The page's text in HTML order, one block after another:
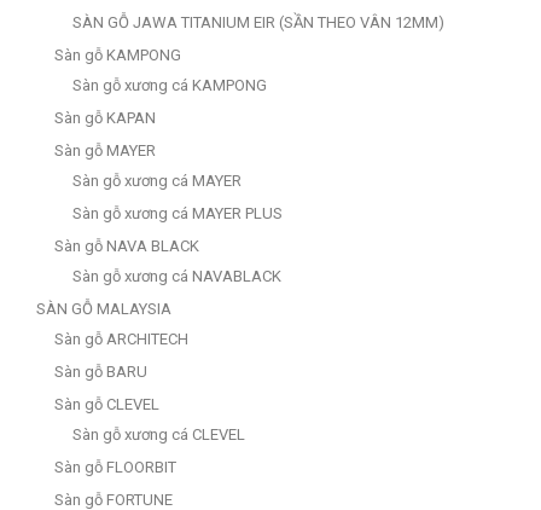
SÀN GỖ JAWA TITANIUM EIR (SẦN THEO VÂN 12MM)
Sàn gỗ KAMPONG
Sàn gỗ xương cá KAMPONG
Sàn gỗ KAPAN
Sàn gỗ MAYER
Sàn gỗ xương cá MAYER
Sàn gỗ xương cá MAYER PLUS
Sàn gỗ NAVA BLACK
Sàn gỗ xương cá NAVABLACK
SÀN GỖ MALAYSIA
Sàn gỗ ARCHITECH
Sàn gỗ BARU
Sàn gỗ CLEVEL
Sàn gỗ xương cá CLEVEL
Sàn gỗ FLOORBIT
Sàn gỗ FORTUNE